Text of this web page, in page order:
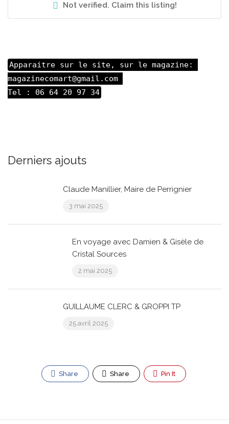
Not verified. Claim this listing!
Apparaitre sur le site, sur le magazine:
magazinecomart@gmail.com
Tel : 06 64 20 97 34
Derniers ajouts
Claude Manillier, Maire de Perrignier
3 mai 2025
En voyage avec Damien & Gisèle de
Cristal Sources
2 mai 2025
GUILLAUME CLERC & GROPPI TP
25 avril 2025
Share Share Pin It